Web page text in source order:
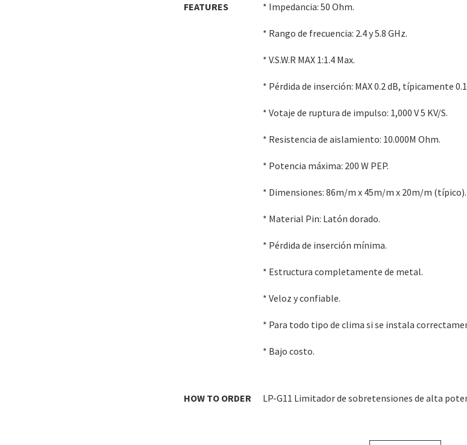
FEATURES * Impedancia: 50 Ohm.
* Rango de frecuencia: 2.4 y 5.8 GHz.
* V.S.W.R MAX 1:1.4 Max.
* Pérdida de inserción: MAX 0.2 dB, típicamente
* Votaje de ruptura de impulso: 1,000 V 5 KV/S.
* Resistencia de aislamiento: 10.000M Ohm.
* Potencia máxima: 200 W PEP.
* Dimensiones: 86m/m x 45m/m x 20m/m (típico).
* Material Pin: Latón dorado.
* Pérdida de inserción mínima.
* Estructura completamente de metal.
* Veloz y confiable.
* Para todo tipo de clima si se instala
* Bajo costo.
HOW TO ORDER LP-G11 Limitador de sobretensiones de alta